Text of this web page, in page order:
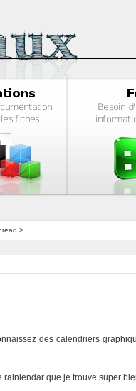
>
des calendriers
que je trouve super